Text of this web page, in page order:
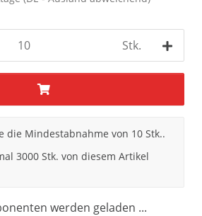
Stk.
die Mindestabnahme von 10 Stk..
3000 Stk. von diesem Artikel
werden geladen ...